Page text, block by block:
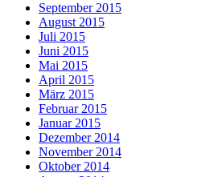
September 2015
August 2015
Juli 2015
Juni 2015
Mai 2015
April 2015
März 2015
Februar 2015
Januar 2015
Dezember 2014
November 2014
Oktober 2014